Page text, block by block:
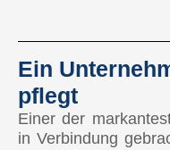
🇸🇬 Singapur
🇹🇼 Taiwan
Ein
pflegt
Einer der
in Verbindung